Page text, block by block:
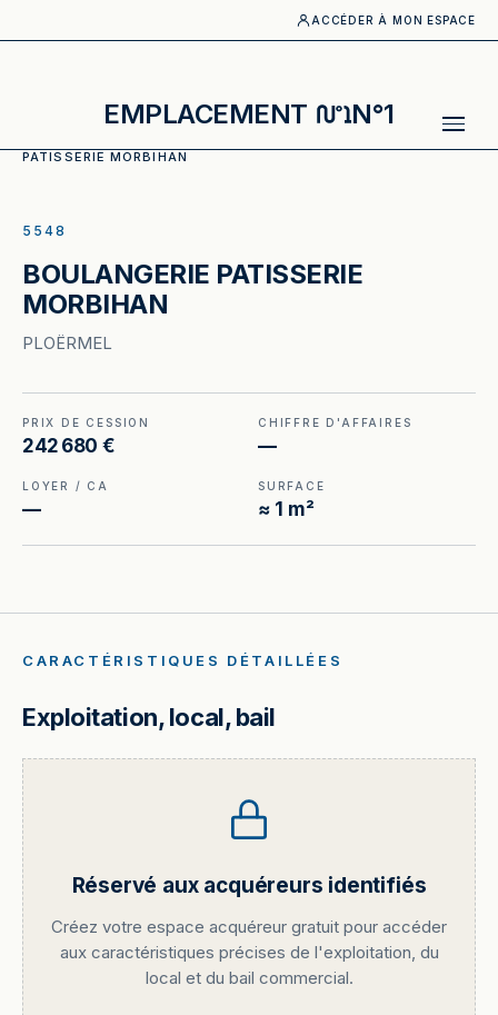
ACCÉDER À MON ESPACE
EMPLACEMENT N°1
PATISSERIE MORBIHAN
5548
BOULANGERIE PATISSERIE
MORBIHAN
PLOËRMEL
PRIX DE CESSION
242 680 €
CHIFFRE D'AFFAIRES
—
LOYER / CA
—
SURFACE
≈ 1 m²
CARACTÉRISTIQUES DÉTAILLÉES
Exploitation, local, bail
Réservé aux acquéreurs identifiés
Créez votre espace acquéreur gratuit pour accéder
aux caractéristiques précises de l'exploitation, du
local et du bail commercial.